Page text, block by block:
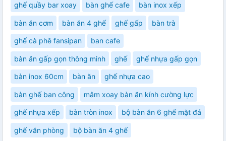
ghế quầy bar xoay bàn ghế cafe bàn inox xếp
bàn ăn cơm bàn ăn 4 ghế ghế gấp bàn trà
ghế cà phê fansipan ban cafe
bàn ăn gấp gọn thông minh ghế ghế nhựa gấp gọn
bàn inox 60cm bàn ăn ghế nhựa cao
bàn ghế ban công mâm xoay bàn ăn kính cường lực
ghế nhựa xếp bàn tròn inox bộ bàn ăn 6 ghế mặt đá
ghế văn phòng bộ bàn ăn 4 ghế